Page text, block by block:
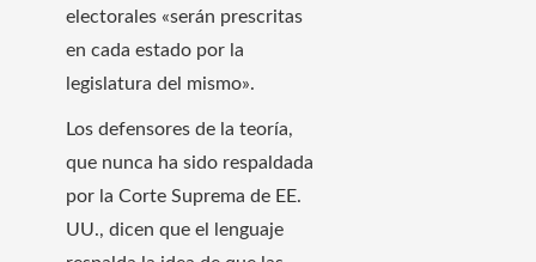
electorales «serán prescritas
en cada estado por la
legislatura del mismo».
Los defensores de la teoría,
que nunca ha sido respaldada
por la Corte Suprema de EE.
UU., dicen que el lenguaje